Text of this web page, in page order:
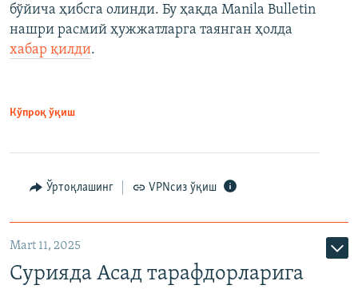
бўйича ҳибсга олинди. Бу ҳақда Manila Bulletin
нашри расмий ҳужжатларга таянган ҳолда
хабар қилди.
Кўпроқ ўқиш
Ўртоқлашинг VPNсиз ўқиш
Mart 11, 2025
Сурияда Асад тарафдорларига